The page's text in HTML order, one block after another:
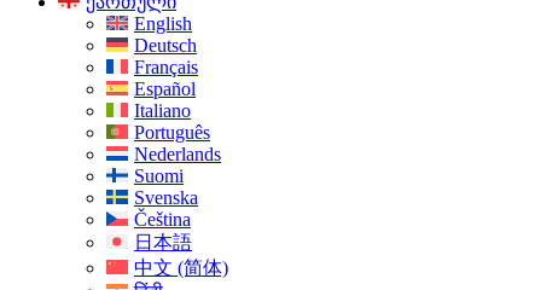
English
Deutsch
Français
Español
Italiano
Português
Nederlands
Suomi
Svenska
Čeština
日本語
中文 (简体)